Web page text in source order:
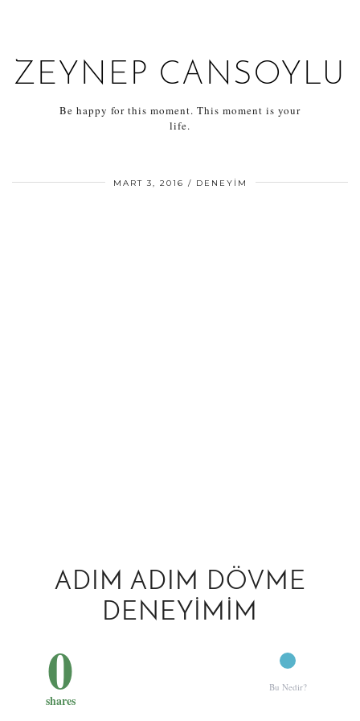
ZEYNEP CANSOYLU
Be happy for this moment. This moment is your
life.
MART 3, 2016 DENEYIM
ADIM ADIM DÖVME
DENEYIMIM
0
shares
Bu Nedir?